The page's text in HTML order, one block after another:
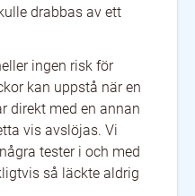
drabbas av ett
ingen risk för
kan uppstå när en
direkt med en annan
vis avslöjas. Vi
tester i och med
så läckte aldrig